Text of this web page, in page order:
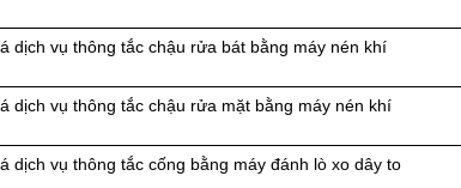
dịch vụ thông tắc chậu rửa bát bằng máy nén khí
dịch vụ thông tắc chậu rửa mặt bằng máy nén khí
dịch vụ thông tắc cống bằng máy đánh lò xo dây to